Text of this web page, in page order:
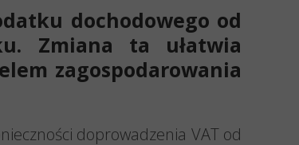
dochodowego od
Zmiana ta ułatwia
zagospodarowania
doprowadzenia VAT od